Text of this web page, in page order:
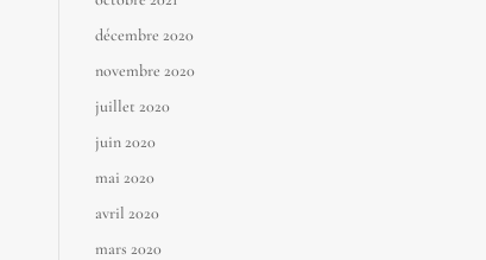
décembre 2020
novembre 2020
juillet 2020
juin 2020
mai 2020
avril 2020
mars 2020